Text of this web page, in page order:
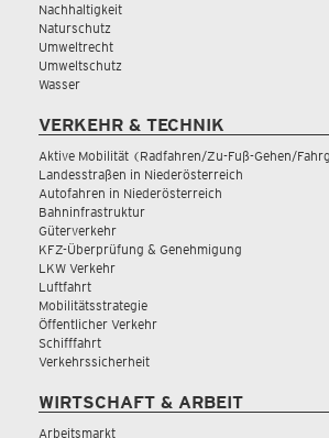
Nachhaltigkeit
Naturschutz
Umweltrecht
Umweltschutz
Wasser
VERKEHR & TECHNIK
Aktive Mobilität (Radfahren/Zu-Fuß-Gehen/
Landesstraßen in Niederösterreich
Autofahren in Niederösterreich
Bahninfrastruktur
Güterverkehr
KFZ-Überprüfung & Genehmigung
LKW Verkehr
Luftfahrt
Mobilitätsstrategie
Öffentlicher Verkehr
Schifffahrt
Verkehrssicherheit
WIRTSCHAFT & ARBEIT
Arbeitsmarkt